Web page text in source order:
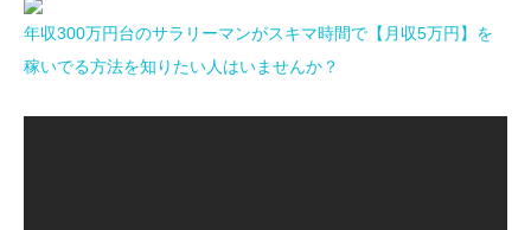
年収300万円台のサラリーマンがスキマ時間で【月収5万円】を
稼いでる方法を知りたい人はいませんか？